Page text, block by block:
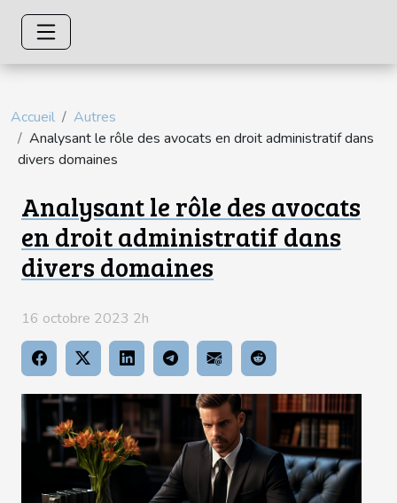
Accueil
Autres
Analysant le rôle des avocats en droit administratif dans
divers domaines
Analysant le rôle des avocats
en droit administratif dans
divers domaines
16 octobre 2023 2h